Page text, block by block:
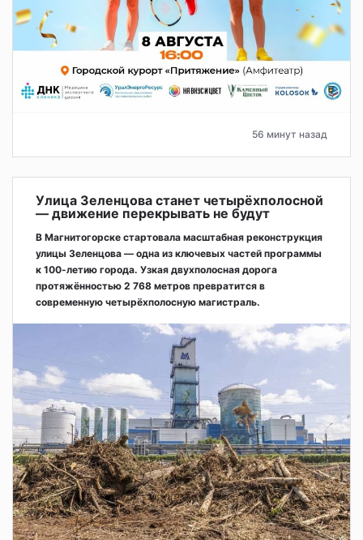
56 минут назад
Улица Зеленцова станет четырёхполосной
— движение перекрывать не будут
В Магнитогорске стартовала масштабная реконструкция
улицы Зеленцова — одна из ключевых частей программы
к 100-летию города. Узкая двухполосная дорога
протяжённостью 2 768 метров превратится в
современную четырёхполосную магистраль.